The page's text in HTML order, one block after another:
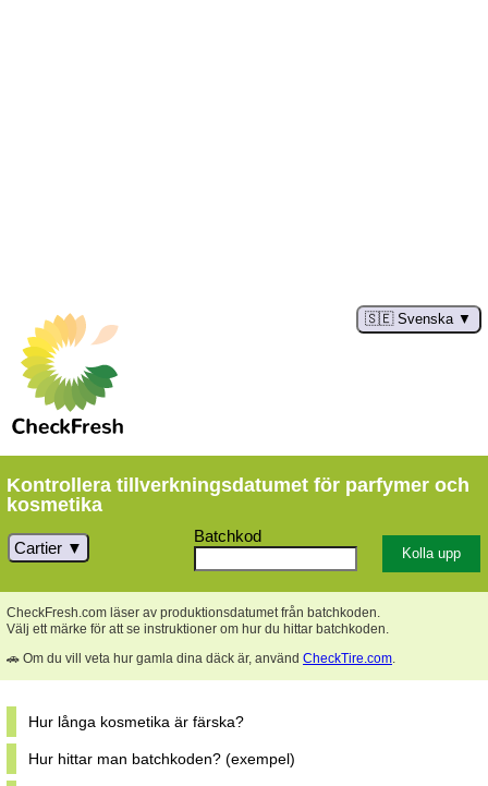
🇸🇪 Svenska
Kontrollera tillverkningsdatumet för parfymer och
kosmetika
Cartier
Batchkod
CheckFresh.com läser av produktionsdatumet från batchkoden.
Välj ett märke för att se instruktioner om hur du hittar batchkoden.
🚗 Om du vill veta hur gamla dina däck är, använd CheckTire.com.
Hur långa kosmetika är färska?
Hur hittar man batchkoden? (exempel)